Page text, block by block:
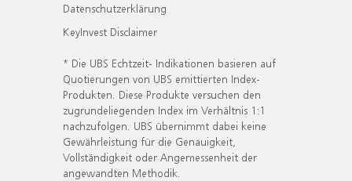
Datenschutzerklärung
KeyInvest Disclaimer
* Die UBS Echtzeit- Indikationen basieren auf
Quotierungen von UBS emittierten Index-
Produkten. Diese Produkte versuchen den
zugrundeliegenden Index im Verhältnis 1:1
nachzufolgen. UBS übernimmt dabei keine
Gewährleistung für die Genauigkeit,
Vollständigkeit oder Angemessenheit der
angewandten Methodik.